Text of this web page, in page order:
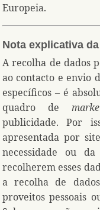
Europeia.
Nota explicativa
A recolha de dados
ao contacto e envio
específicos – é
quadro de
publicidade. Por
apresentada por
necessidade ou
recolherem esses
a recolha de
proveitos pessoais